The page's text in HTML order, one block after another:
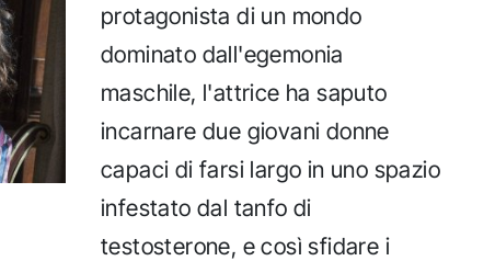
protagonista di un mondo
dominato dall'egemonia
maschile, l'attrice ha saputo
incarnare due giovani donne
capaci di farsi largo in uno spazio
infestato dal tanfo di
testosterone, e così sfidare i